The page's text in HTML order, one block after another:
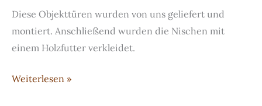
Diese Objekttüren wurden von uns geliefert und
montiert. Anschließend wurden die Nischen mit
einem Holzfutter verkleidet.
Objekttüren
Weiterlesen »